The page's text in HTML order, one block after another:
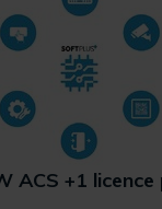
ACS +1